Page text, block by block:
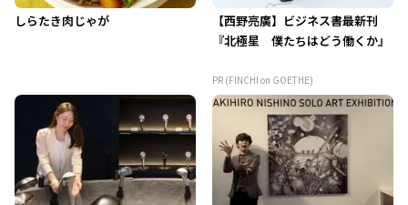
しらたき肉じゃが
【西野亮廣】ビジネス書最新刊
『北極星 僕たちはどう働くか』
PR (FINCHI on GOETHE)